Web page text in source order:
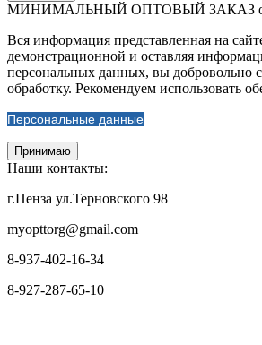
МИНИМАЛЬНЫЙ ОПТОВЫЙ ЗАКАЗ от
Вся информация представленная на
демонстрационной и оставляя
персональных данных, вы добровольно
обработку. Рекомендуем использовать
Персональные данные
Принимаю
Наши контакты:
г.Пенза ул.Терновского 98
myopttorg@gmail.com
8-937-402-16-34
8-927-287-65-10